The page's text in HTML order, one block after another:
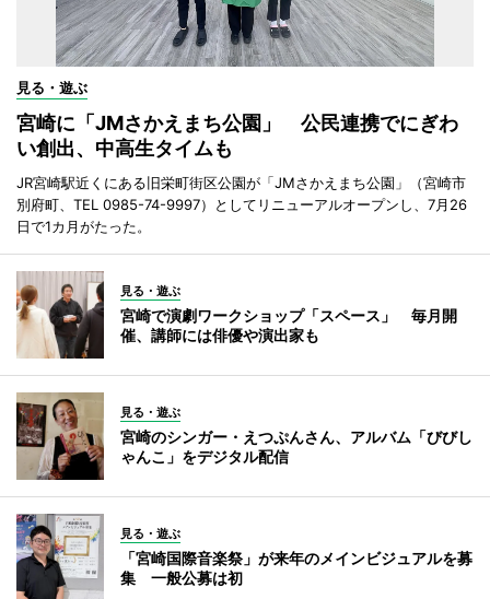
見る・遊ぶ
宮崎に「JMさかえまち公園」 公民連携でにぎわ
い創出、中高生タイムも
JR宮崎駅近くにある旧栄町街区公園が「JMさかえまち公園」（宮崎市
別府町、TEL 0985-74-9997）としてリニューアルオープンし、7月26
日で1カ月がたった。
見る・遊ぶ
宮崎で演劇ワークショップ「スペース」 毎月開
催、講師には俳優や演出家も
見る・遊ぶ
宮崎のシンガー・えつぷんさん、アルバム「びびし
ゃんこ」をデジタル配信
見る・遊ぶ
「宮崎国際音楽祭」が来年のメインビジュアルを募
集 一般公募は初